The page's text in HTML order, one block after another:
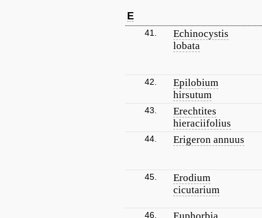
E
41.
Echinocystis
lobata
42.
Epilobium
hirsutum
43.
Erechtites
hieraciifolius
44. Erigeron annuus
45.
Erodium
cicutarium
46.